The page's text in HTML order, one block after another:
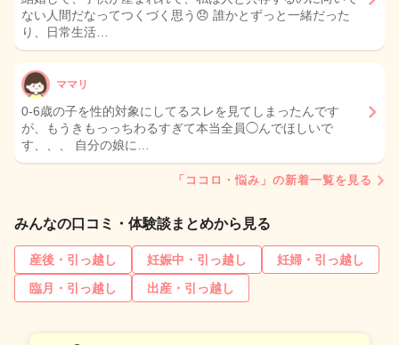
ない人間だなってつくづく思う😞 誰かとずっと一緒だった
り、日常生活…
ママリ
0-6歳の子を性的対象にしてるスレを見てしまったんです
が、もうきもっっちわるすぎて本当全員◯んでほしいで
す、、、 自分の娘に…
「ココロ・悩み」の新着一覧を見る
みんなの口コミ・体験談まとめから見る
産後・引っ越し 妊娠中・引っ越し
妊婦・引っ越し
臨月・引っ越し
出産・引っ越し